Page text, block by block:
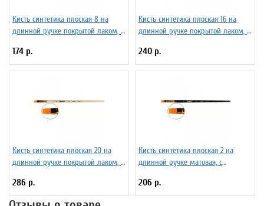
Кисть синтетика плоская 8 на
длинной ручке покрытой лаком, с
ЖС2-08,02Ж
174 р.
Кисть синтетика плоская 16 на
длинной ручке покрытой лаком, с
ЖС2-16,02Ж
240 р.
Кисть синтетика плоская 20 на
длинной ручке покрытой лаком, с
ЖС2-0,02Ж
286 р.
Кисть синтетика плоская 2 на
длинной ручке матовая, с
ЖС2-02,07Ж
206 р.